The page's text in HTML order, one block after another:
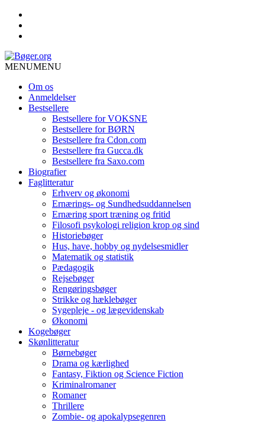
MENUMENU
Om os
Anmeldelser
Bestsellere
Bestsellere for VOKSNE
Bestsellere for BØRN
Bestsellere fra Cdon.com
Bestsellere fra Gucca.dk
Bestsellere fra Saxo.com
Biografier
Faglitteratur
Erhverv og økonomi
Ernærings- og Sundhedsuddannelsen
Ernæring sport træning og fritid
Filosofi psykologi religion krop og sind
Historiebøger
Hus, have, hobby og nydelsesmidler
Matematik og statistik
Pædagogik
Rejsebøger
Rengøringsbøger
Strikke og hæklebøger
Sygepleje - og lægevidenskab
Økonomi
Kogebøger
Skønlitteratur
Børnebøger
Drama og kærlighed
Fantasy, Fiktion og Science Fiction
Kriminalromaner
Romaner
Thrillere
Zombie- og apokalypsegenren